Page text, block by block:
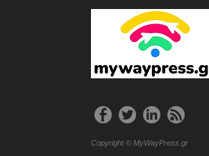
Copyright © MyWayPress.gr